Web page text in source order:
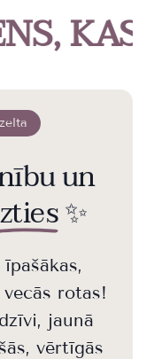
un
✨
rotas!
jaunā
vērtīgās